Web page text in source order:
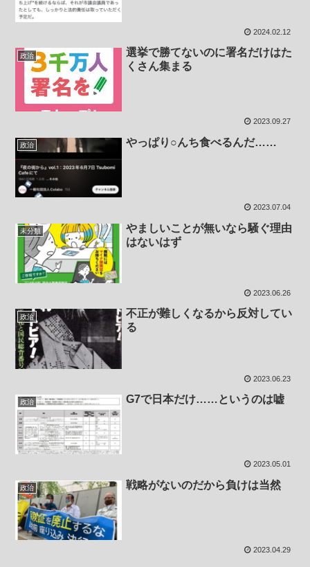
2024.02.12
政治
選挙で勝てないのに署名だけはた
くさん集まる
2023.09.27
政治 やっぱり○んち食べるんだ……
2023.07.04
未分類
やましいことが無いなら騒ぐ理由
はないはず
2023.06.26
政治
不正が難しくなるから反対してい
る
2023.06.23
政治 G7で日本だけ……というのは嘘
2023.05.01
政治 戦略がないのだから負けは当然
2023.04.29